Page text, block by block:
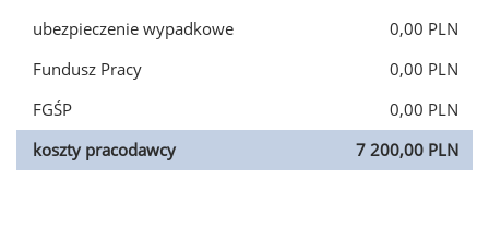
ubezpieczenie wypadkowe
0,00 PLN
Fundusz Pracy
0,00 PLN
FGŚP
0,00 PLN
koszty pracodawcy
7 200,00 PLN